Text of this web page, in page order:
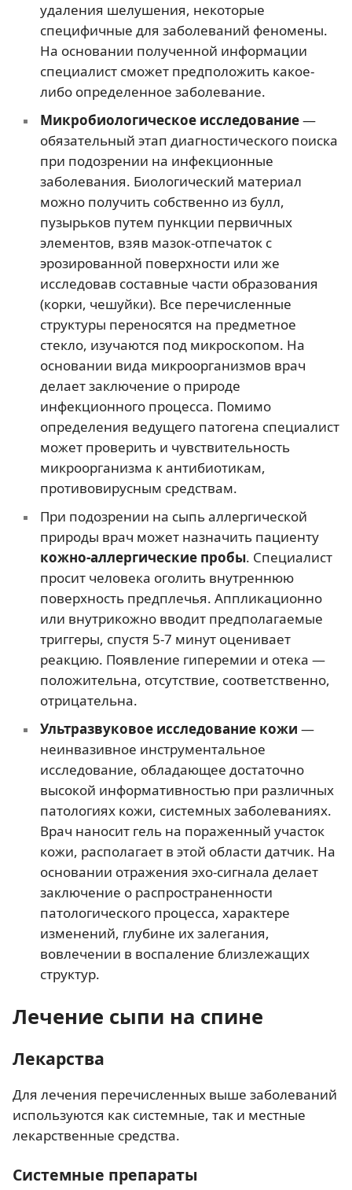
удаления шелушения, некоторые
специфичные для заболеваний феномены.
На основании полученной информации
специалист сможет предположить какое-
либо определенное заболевание.
Микробиологическое исследование—
обязательный этап диагностического поиска
при подозрении на инфекционные
заболевания. Биологический материал
можно получить собственно из булл,
пузырьков путем пункции первичных
элементов, взяв мазок-отпечаток с
эрозированной поверхности или же
исследовав составные части образования
(корки, чешуйки). Все перечисленные
структуры переносятся на предметное
стекло, изучаются под микроскопом. На
основании вида микроорганизмов врач
делает заключение о природе
инфекционного процесса. Помимо
определения ведущего патогена специалист
может проверить и чувствительность
микроорганизма к антибиотикам,
противовирусным средствам.
При подозрении на сыпь аллергической
природы врач может назначить пациенту
кожно-аллергические пробы. Специалист
просит человека оголить внутреннюю
поверхность предплечья. Аппликационно
или внутрикожно вводит предполагаемые
триггеры, спустя 5-7 минут оценивает
реакцию. Появление гиперемии и отека —
положительна, отсутствие, соответственно,
отрицательна.
Ультразвуковое исследование кожи —
неинвазивное инструментальное
исследование, обладающее достаточно
высокой информативностью при различных
патологиях кожи, системных заболеваниях.
Врач наносит гель на пораженный участок
кожи, располагает в этой области датчик. На
основании отражения эхо-сигнала делает
заключение о распространенности
патологического процесса, характере
изменений, глубине их залегания,
вовлечении в воспаление близлежащих
структур.
Лечение сыпи на спине
Лекарства
Для лечения перечисленных выше заболеваний
используются как системные, так и местные
лекарственные средства.
Системные препараты